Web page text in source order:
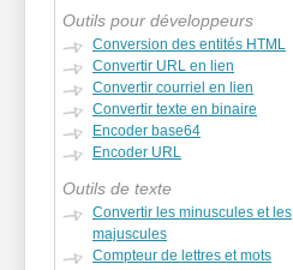
Outils pour développeurs
Conversion des entités HTML
Convertir URL en lien
Convertir courriel en lien
Convertir texte en binaire
Encoder base64
Encoder URL
Outils de texte
Convertir les minuscules et les
majuscules
Compteur de lettres et mots